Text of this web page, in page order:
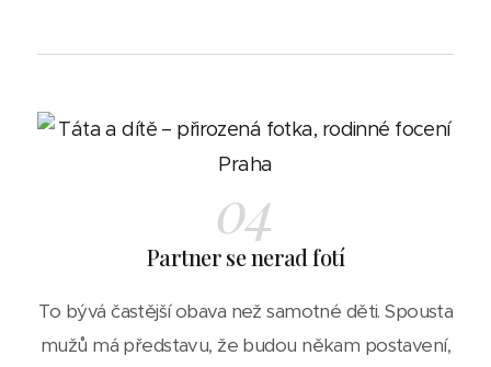
04
Partner se nerad fotí
To bývá častější obava než samotné děti. Spousta
mužů má představu, že budou někam postavení,